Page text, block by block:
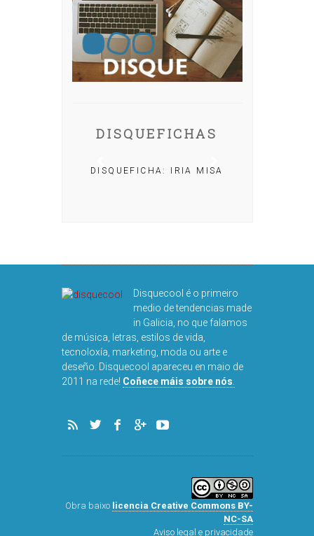
DISQUEFICHAS
DISQUEFICHA: IRIA MISA
Disquecool é o primeiro
medio de tendencias made
in Galicia, no que falamos
de música, letras, estilos de vida,
tecnoloxía, marketing, moda ou arte e
deseño. Disquecool apareceu en maio de
2011 na rede! Coñece máis sobre nós
Obra baixo licencia Creative Commons BY-
NC-SA
Aviso legal e privacidade